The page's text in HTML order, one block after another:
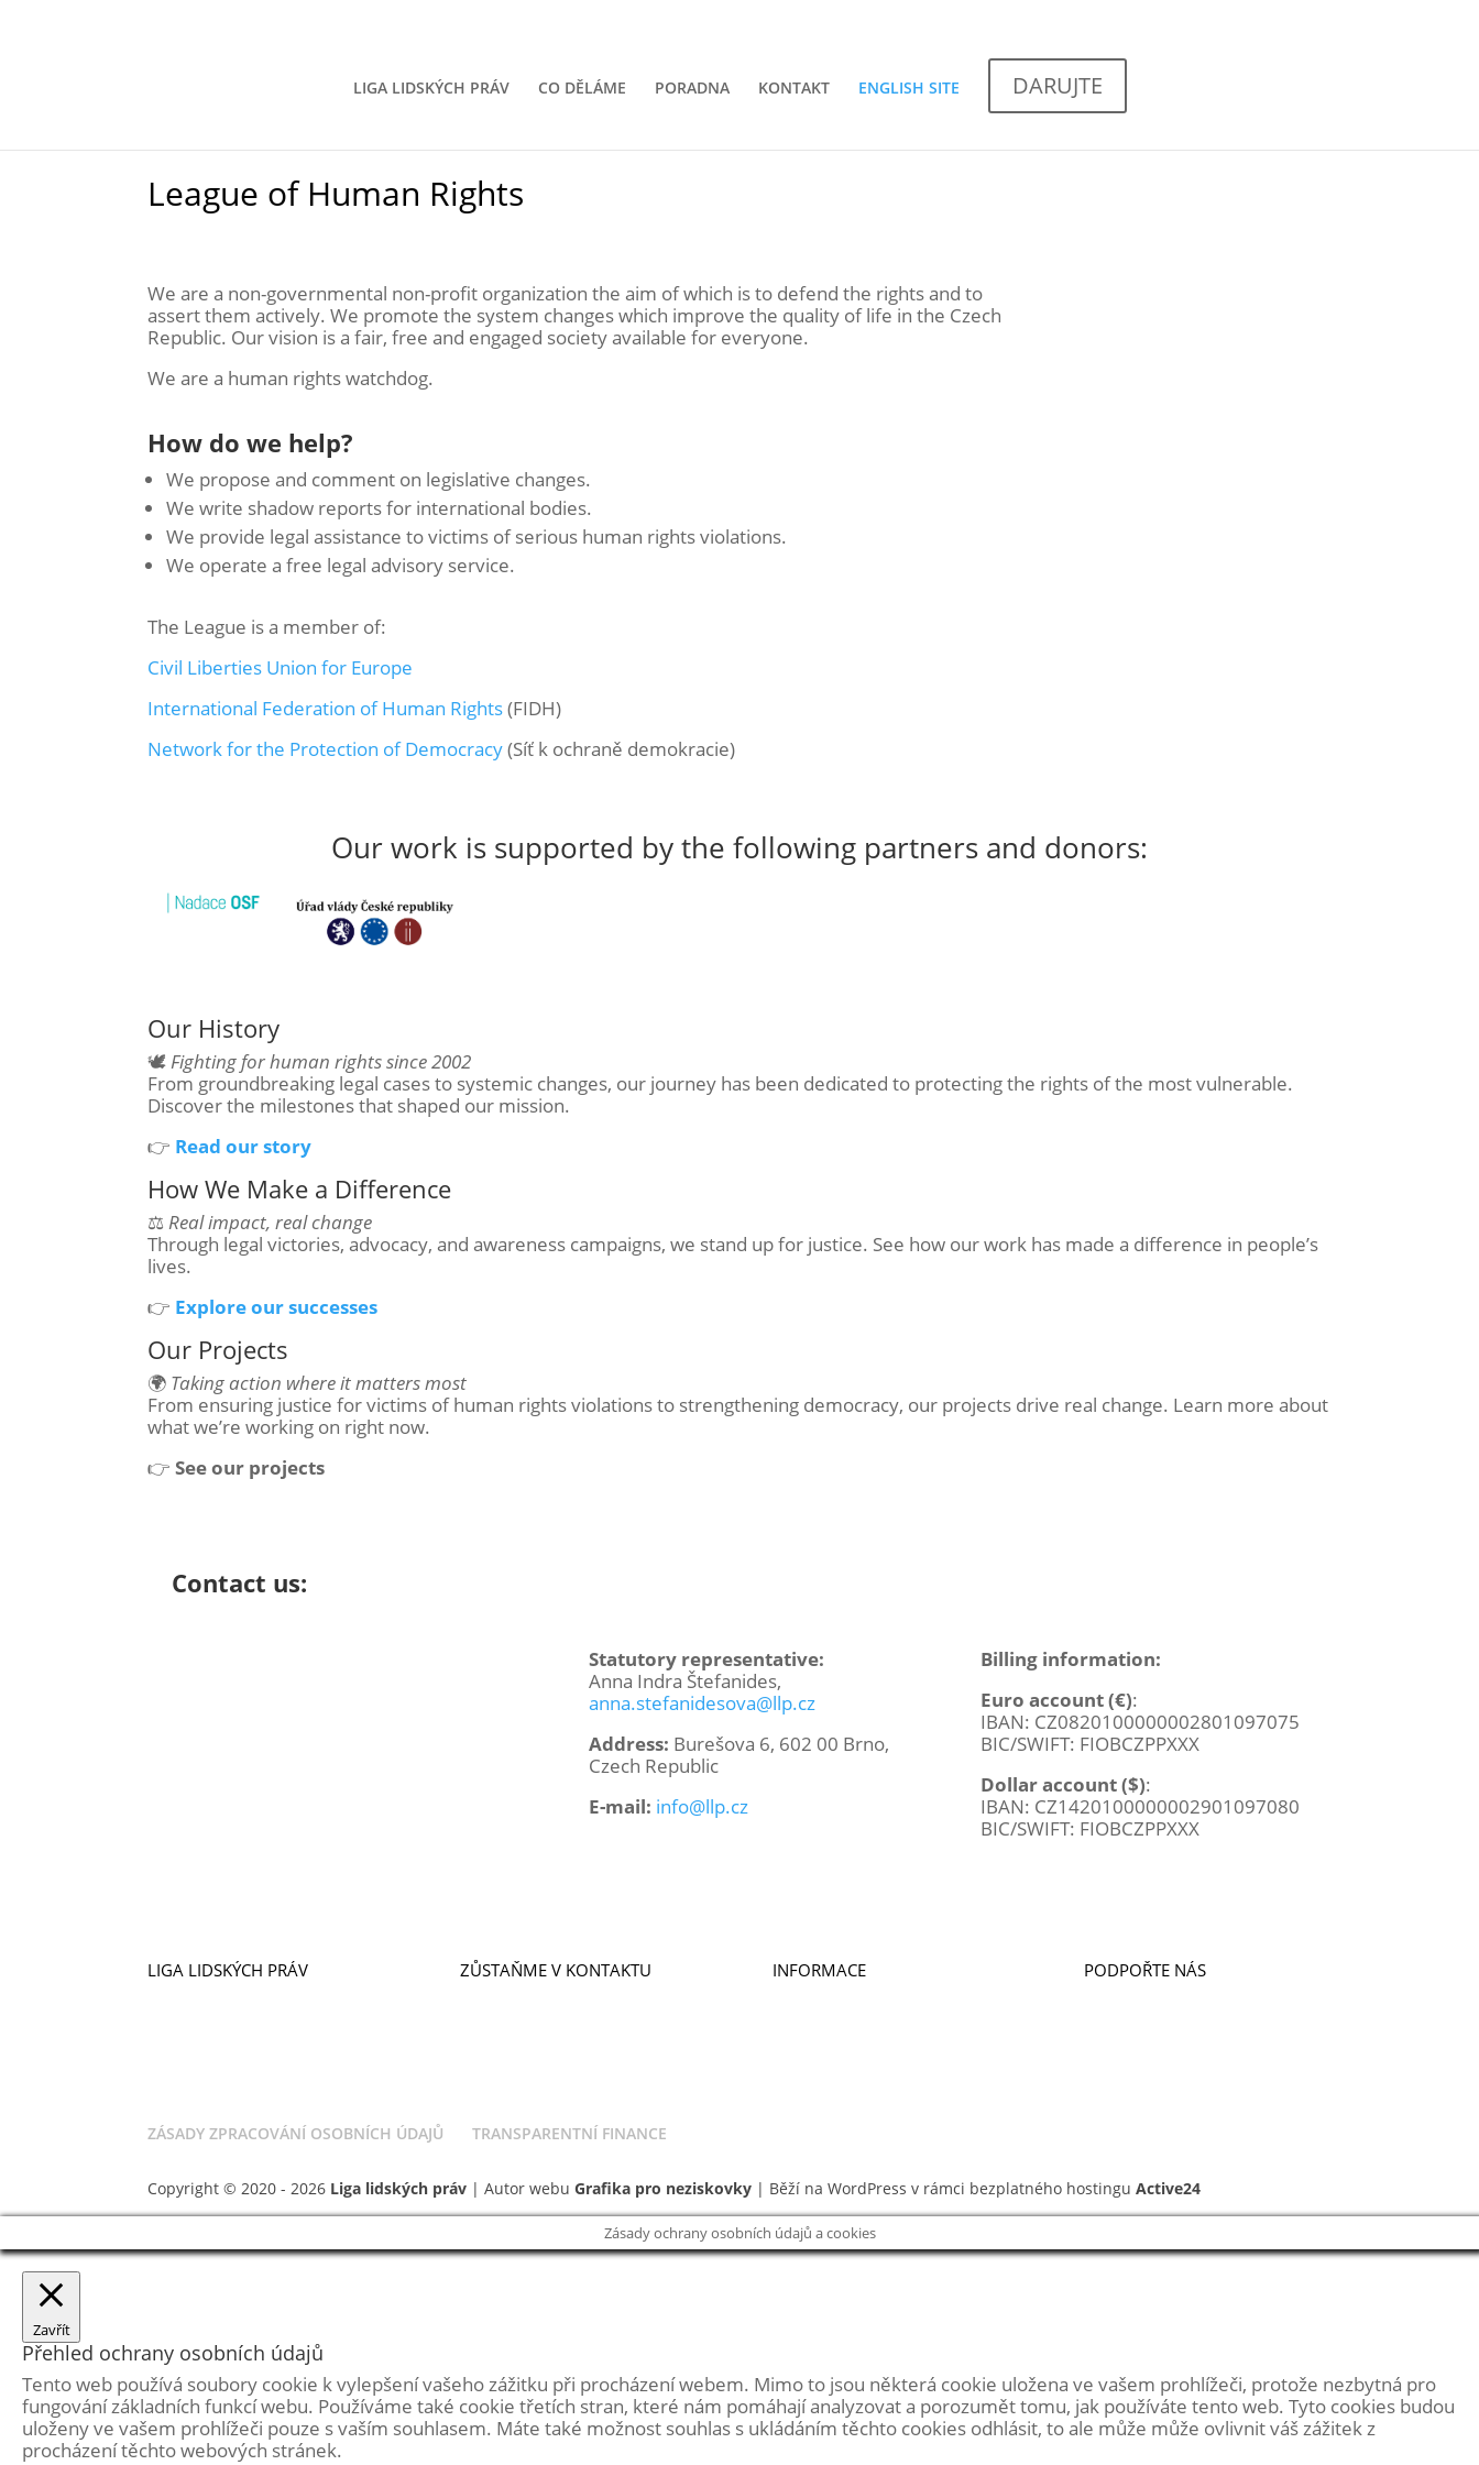
LIGA LIDSKÝCH PRÁV CO DĚLÁME PORADNA KONTAKT ENGLISH SITE DARUJTE
League of Human Rights
We are a non-governmental non-profit organization the aim of which is to defend the rights and to
assert them actively. We promote the system changes which improve the quality of life in the Czech
Republic. Our vision is a fair, free and engaged society available for everyone.
We are a human rights watchdog.
How do we help?
We propose and comment on legislative changes.
We write shadow reports for international bodies.
We provide legal assistance to victims of serious human rights violations.
We operate a free legal advisory service.
The League is a member of:
Civil Liberties Union for Europe
International Federation of Human Rights(FIDH)
Network for the Protection of Democracy(Síť k ochraně demokracie)
Our work is supported by the following partners and donors:
Our History
🕊️Fighting for human rights since 2002
From groundbreaking legal cases to systemic changes, our journey has been dedicated to protecting the rights of the most vulnerable.
Discover the milestones that shaped our mission.
👉 Read our story
How We Make a Difference
⚖️Real impact, real change
Through legal victories, advocacy, and awareness campaigns, we stand up for justice. See how our work has made a difference in people’s
lives.
👉 Explore our successes
Our Projects
🌍 Taking action where it matters most
From ensuring justice for victims of human rights violations to strengthening democracy, our projects drive real change. Learn more about
what we’re working on right now.
👉See our projects
Contact us:
Statutory representative:
Anna Indra Štefanides,
anna.stefanidesova@llp.cz
Address: Burešova 6, 602 00 Brno,
Czech Republic
E-mail: info@llp.cz
Billing information:
Euro account (€):
IBAN: CZ0820100000002801097075
BIC/SWIFT: FIOBCZPPXXX
Dollar account ($):
IBAN: CZ1420100000002901097080
BIC/SWIFT: FIOBCZPPXXX
LIGA LIDSKÝCH PRÁV
ZŮSTAŇME V KONTAKTU
INFORMACE
PODPOŘTE NÁS
ZÁSADY ZPRACOVÁNÍ OSOBNÍCH ÚDAJŮ TRANSPARENTNÍ FINANCE
Copyright © 2020 - 2026 Liga lidských práv | Autor webuGrafika pro neziskovky | Běží na WordPress v rámci bezplatného hostinguActive24
Zásady ochrany osobních údajů a cookies
Zavřít
Přehled ochrany osobních údajů
Tento web používá soubory cookie k vylepšení vašeho zážitku při procházení webem. Mimo to jsou některá cookie uložena ve vašem prohlížeči, protože nezbytná pro
fungování základních funkcí webu. Používáme také cookie třetích stran, které nám pomáhají analyzovat a porozumět tomu, jak používáte tento web. Tyto cookies budou
uloženy ve vašem prohlížeči pouze s vaším souhlasem. Máte také možnost souhlas s ukládáním těchto cookies odhlásit, to ale může může ovlivnit váš zážitek z
procházení těchto webových stránek.